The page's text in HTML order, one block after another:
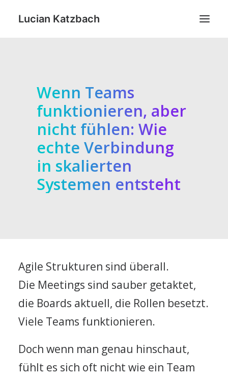
Lucian Katzbach
Kontakt
TERMIN BUCHEN
Wenn Teams
funktionieren, aber
nicht fühlen: Wie
echte Verbindung
in skalierten
Systemen entsteht
Agile Strukturen sind überall.
Die Meetings sind sauber getaktet,
die Boards aktuell, die Rollen besetzt.
Viele Teams funktionieren.
Doch wenn man genau hinschaut,
fühlt es sich oft nicht wie ein Team